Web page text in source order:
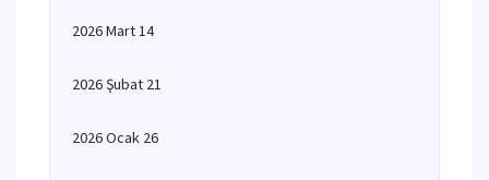
2026 Mart 14
2026 Şubat 21
2026 Ocak 26